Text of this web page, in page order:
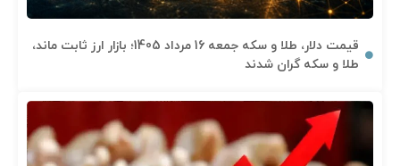
قیمت دلار، طلا و سکه جمعه 16 مرداد 1405؛ بازار ارز ثابت ماند،
طلا و سکه گران شدند